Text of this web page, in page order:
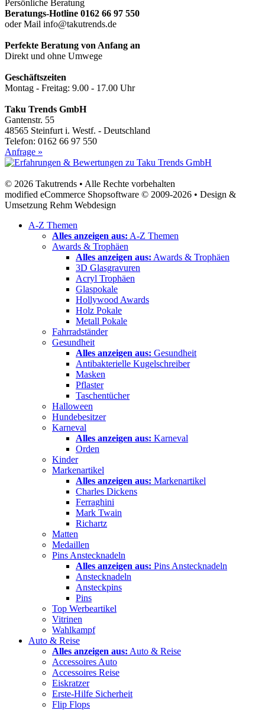
Persönliche Beratung
Beratungs-Hotline 0162 66 97 550
oder Mail info@takutrends.de
Perfekte Beratung von Anfang an
Direkt und ohne Umwege
Geschäftszeiten
Montag - Freitag: 9.00 - 17.00 Uhr
Taku Trends GmbH
Gantenstr. 55
48565 Steinfurt i. Westf. - Deutschland
Telefon: 0162 66 97 550
Anfrage »
© 2026 Takutrends • Alle Rechte vorbehalten
modified eCommerce Shopsoftware © 2009-2026 • Design &
Umsetzung Rehm Webdesign
A-Z Themen
Alles anzeigen aus: A-Z Themen
Awards & Trophäen
Alles anzeigen aus: Awards & Trophäen
3D Glasgravuren
Acryl Trophäen
Glaspokale
Hollywood Awards
Holz Pokale
Metall Pokale
Fahrradständer
Gesundheit
Alles anzeigen aus: Gesundheit
Antibakterielle Kugelschreiber
Masken
Pflaster
Taschentücher
Halloween
Hundebesitzer
Karneval
Alles anzeigen aus: Karneval
Orden
Kinder
Markenartikel
Alles anzeigen aus: Markenartikel
Charles Dickens
Ferraghini
Mark Twain
Richartz
Matten
Medaillen
Pins Anstecknadeln
Alles anzeigen aus: Pins Anstecknadeln
Anstecknadeln
Ansteckpins
Pins
Top Werbeartikel
Vitrinen
Wahlkampf
Auto & Reise
Alles anzeigen aus: Auto & Reise
Accessoires Auto
Accessoires Reise
Eiskratzer
Erste-Hilfe Sicherheit
Flip Flops